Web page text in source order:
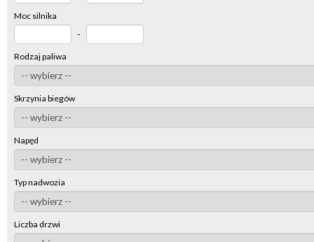
Moc silnika
-
Rodzaj paliwa
Skrzynia biegów
Napęd
Typ nadwozia
Liczba drzwi